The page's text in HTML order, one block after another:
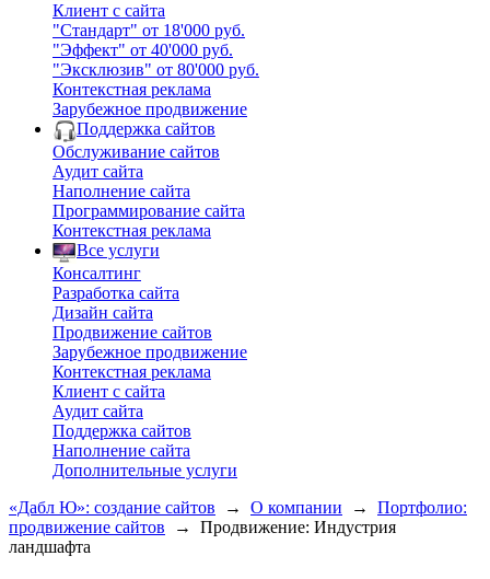
Клиент с сайта
"Стандарт" от 18'000 руб.
"Эффект" от 40'000 руб.
"Эксклюзив" от 80'000 руб.
Контекстная реклама
Зарубежное продвижение
Поддержка сайтов
Обслуживание сайтов
Аудит сайта
Наполнение сайта
Программирование сайта
Контекстная реклама
Все услуги
Консалтинг
Разработка сайта
Дизайн сайта
Продвижение сайтов
Зарубежное продвижение
Контекстная реклама
Клиент с сайта
Аудит сайта
Поддержка сайтов
Наполнение сайта
Дополнительные услуги
«Дабл Ю»: создание сайтов
→ О компании →
Портфолио:
продвижение сайтов
→
Продвижение: Индустрия
ландшафта